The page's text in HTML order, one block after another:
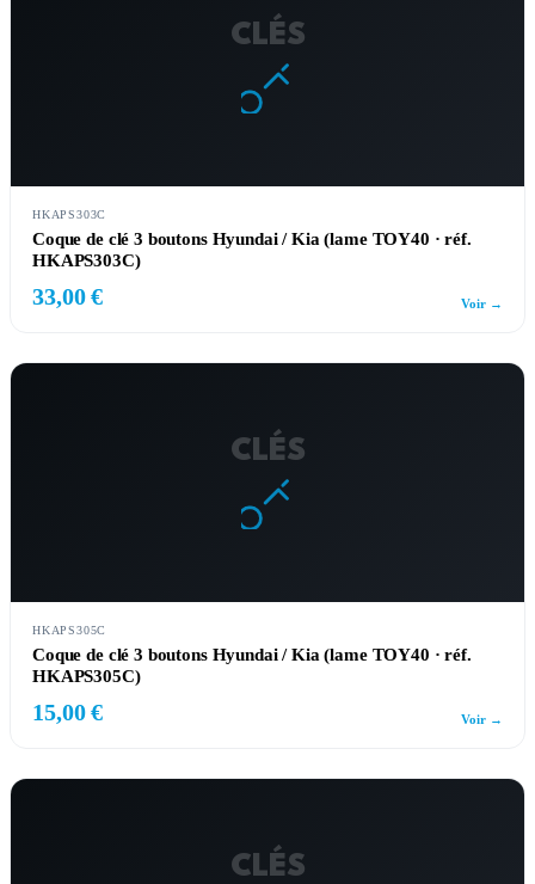
CLÉS
HKAPS303C
Coque de clé 3 boutons Hyundai / Kia (lame TOY40 · réf.
HKAPS303C)
33,00 € Voir →
CLÉS
HKAPS305C
Coque de clé 3 boutons Hyundai / Kia (lame TOY40 · réf.
HKAPS305C)
15,00 € Voir →
CLÉS